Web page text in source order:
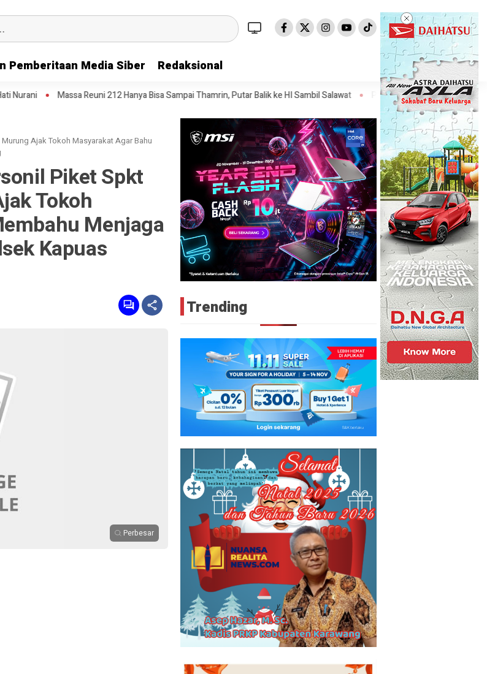
Pemberitaan Media Siber Redaksional
Reuni 212 Hanya Bisa Sampai Thamrin, Putar Balik ke HI Sambil Salawat Prof Tjandra: Varian Omicron Mungkin
Ajak Tokoh Masyarakat Agar Bahu
Piket Spkt
Tokoh
Menjaga
Kapuas
Perbesar
Trending